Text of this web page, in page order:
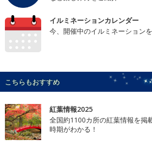
イルミネーションカレンダー
今、開催中のイルミネーション
こちらもおすすめ
紅葉情報2025
全国約1100カ所の紅葉情報を掲
時期がわかる！